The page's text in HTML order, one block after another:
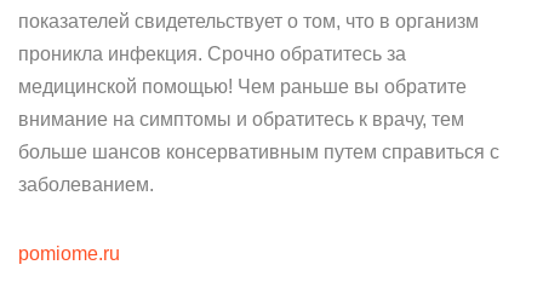
показателей свидетельствует о том, что в организм
проникла инфекция. Срочно обратитесь за
медицинской помощью! Чем раньше вы обратите
внимание на симптомы и обратитесь к врачу, тем
больше шансов консервативным путем справиться с
заболеванием.
pomiome.ru